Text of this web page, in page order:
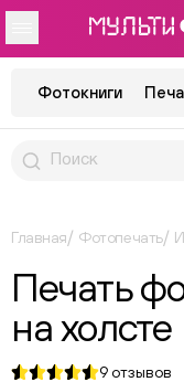
Фотокниги
Главная Фотопечать
Печать
на холсте
9 отзывов